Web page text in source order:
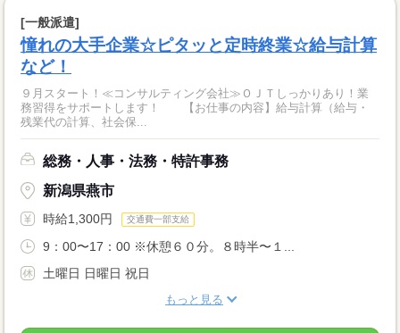
[一般派遣]
憧れの大手企業☆ピタッと定時終業☆給与計算
など！
９月スタート！≪コンサルティング会社≫ＯＪＴしっかりあり！業
務習得をサポートします！ 【お仕事の内容】給与計算（給与・
残業代の計算、社会保...
総務・人事・法務・特許事務
新潟県燕市
時給1,300円 交通費一部支給
9：00〜17：00 ※休憩６０分。８時半〜１...
土曜日 日曜日 祝日
もっと見る